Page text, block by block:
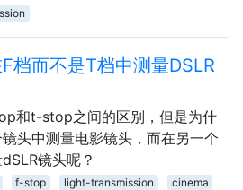
档而不是T档中测量DSLR
和t-stop之间的区别，但是为什
头中测量电影镜头，而在另一个
镜头呢？
f-stop light-transmission cinema